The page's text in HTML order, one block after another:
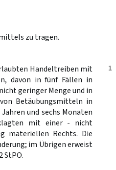
zu tragen.
1
Handeltreiben mit
davon in fünf Fällen in
geringer Menge und in
Betäubungsmitteln in
und sechs Monaten
mit einer - nicht
materiellen Rechts. Die
im Übrigen erweist
StPO.